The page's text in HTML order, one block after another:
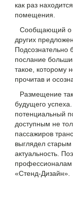
как раз
помещения.
Сообщающий о
других
Подсознательно
послание
такое, которому
прочитав и
Размещение
будущего
потенциальный
доступным не
пассажиров
выглядел
актуальность.
профессионалам
«Стенд-Дизайн».